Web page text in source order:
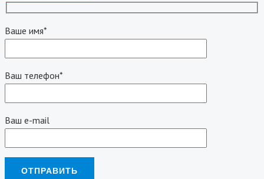
Ваше имя*
Ваш телефон*
Ваш e-mail